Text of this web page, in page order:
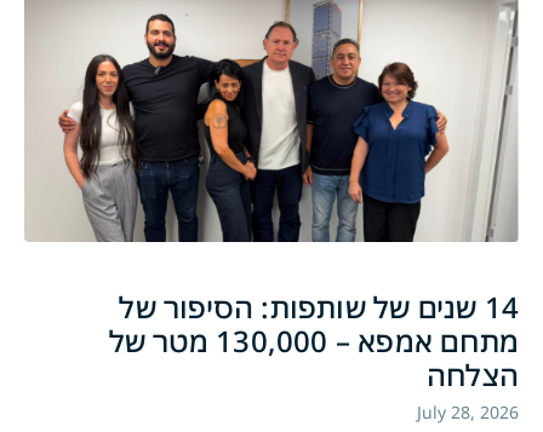
14 שנים של שותפות: הסיפור של
מתחם אמפא – 130,000 מטר של
הצלחה
July 28, 2026